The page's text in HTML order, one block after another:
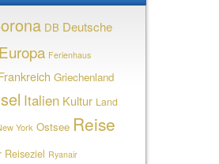
DB Deutsche
Europa Ferienhaus
Griechenland
Italien Kultur Land
York Ostsee Reise
Reiseziel Ryanair